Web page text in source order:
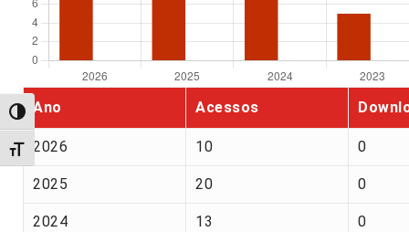
Alternar alto contraste
Alternar tamanho da fonte
Ano Acessos
2026 10 0
2025 20 0
2024 13 0